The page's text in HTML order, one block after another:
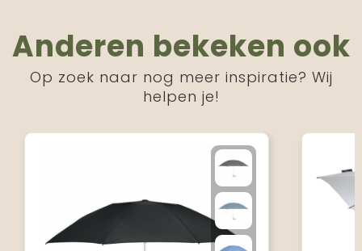
Anderen bekeken ook
Op zoek naar nog meer inspiratie? Wij
helpen je!